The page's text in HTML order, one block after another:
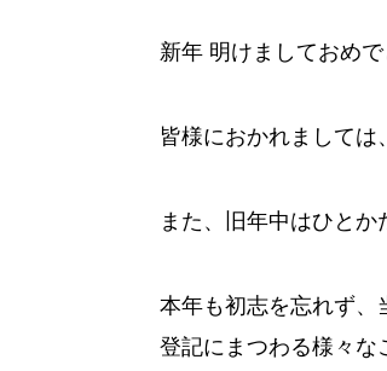
新年 明けましておめで
皆様におかれましては
また、旧年中はひとか
本年も初志を忘れず、
登記にまつわる様々な